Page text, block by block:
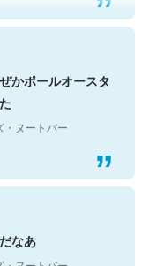
かポールオースタ
ヌートバー
なあ
ヌートバー